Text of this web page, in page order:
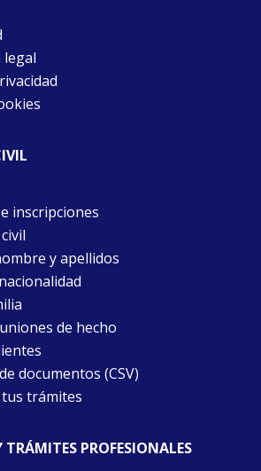
inscripciones
y apellidos
de hecho
documentos (CSV)
trámites
TRÁMITES PROFESIONALES